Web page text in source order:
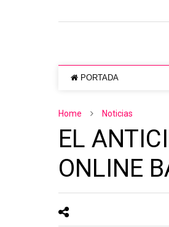
PORTADA
Home Noticias
EL
ONLINE